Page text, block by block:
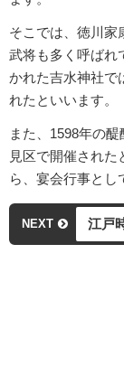
そこでは、徳川家
武将も多く呼ばれ
かれた吉水神社で
れたといいます。
また、1598年の
見区で開催され
ら、宴会行事とし
NEXT 江戸